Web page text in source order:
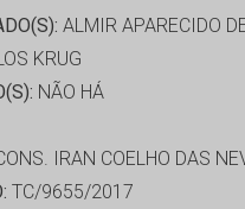
ALMIR APARECIDO
KRUG
NÃO HÁ
IRAN COELHO DAS
TC/9655/2017